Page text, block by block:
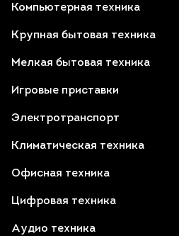
Компьютерная техника
Крупная бытовая техника
Мелкая бытовая техника
Игровые приставки
Электротранспорт
Климатическая техника
Офисная техника
Цифровая техника
Аудио техника